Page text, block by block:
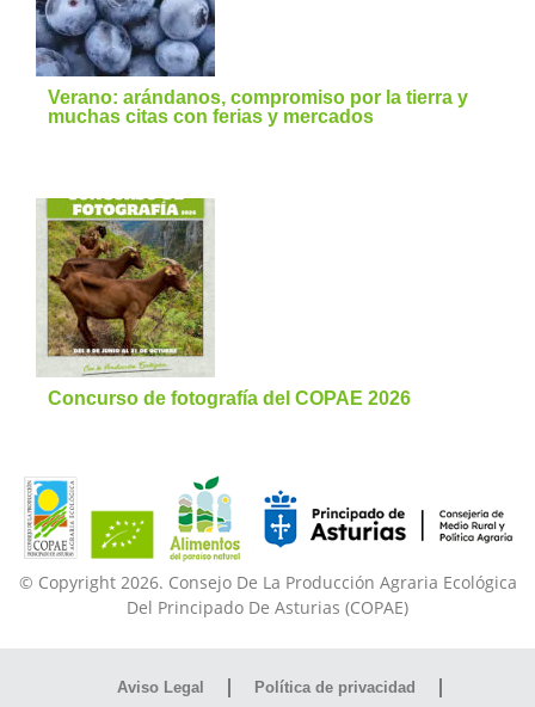
Verano: arándanos, compromiso por la tierra y
muchas citas con ferias y mercados
Concurso de fotografía del COPAE 2026
© Copyright 2026. Consejo De La Producción Agraria Ecológica
Del Principado De Asturias (COPAE)
Aviso Legal Política de privacidad